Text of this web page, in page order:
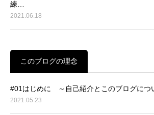
練…
2021.06.18
このブログの理念
#01はじめに ～自己紹介とこのブログにつ
2021.05.23